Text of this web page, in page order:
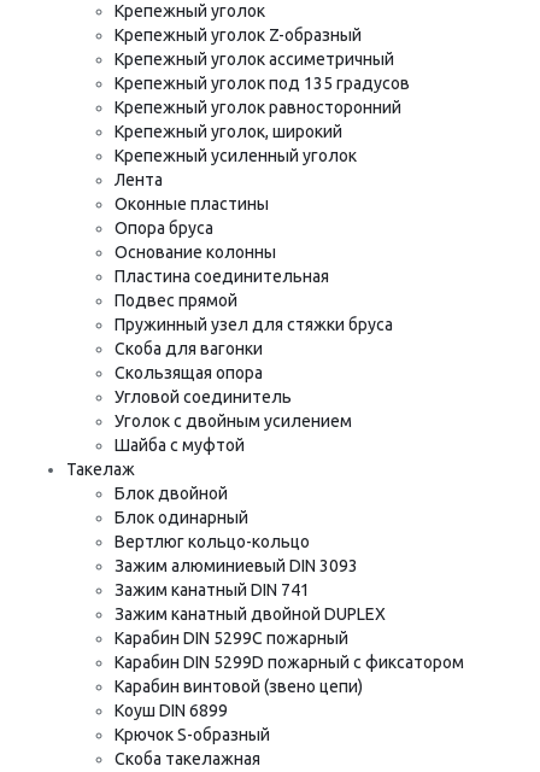
Крепежный уголок
Крепежный уголок Z-образный
Крепежный уголок ассиметричный
Крепежный уголок под 135 градусов
Крепежный уголок равносторонний
Крепежный уголок, широкий
Крепежный усиленный уголок
Лента
Оконные пластины
Опора бруса
Основание колонны
Пластина соединительная
Подвес прямой
Пружинный узел для стяжки бруса
Скоба для вагонки
Скользящая опора
Угловой соединитель
Уголок с двойным усилением
Шайба с муфтой
Такелаж
Блок двойной
Блок одинарный
Вертлюг кольцо-кольцо
Зажим алюминиевый DIN 3093
Зажим канатный DIN 741
Зажим канатный двойной DUPLEX
Карабин DIN 5299C пожарный
Карабин DIN 5299D пожарный с фиксатором
Карабин винтовой (звено цепи)
Коуш DIN 6899
Крючок S-образный
Скоба такелажная